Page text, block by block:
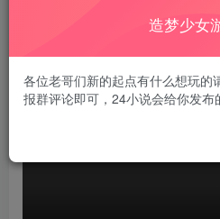
造梦少女
各位老哥们新的起点有什么想玩的
报群评论即可，24小说会给你发布